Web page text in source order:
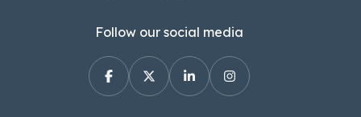
Follow our social media